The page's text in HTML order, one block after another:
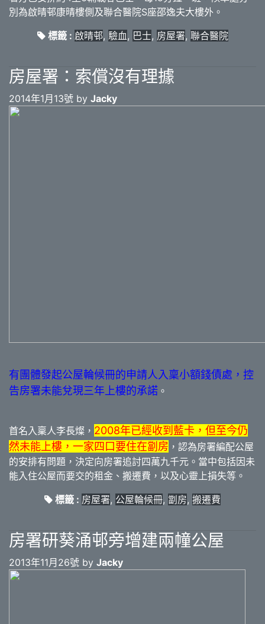
別為啟晴邨康晴樓側及聯合醫院S座邵逸夫大樓外。
標籤 : 啟晴邨, 驗血, 巴士, 房屋署, 聯合醫院
房屋署：索償沒有理據
2014年1月13號 by Jacky
有團體發起公屋輪候冊的申請人入稟小額錢債處，控
告房署未能兌現三年上樓的承諾 。
首名入稟人李長燦， 2008年已經收到藍卡，但至今仍
然未能上樓，一家四口要住在劏房 ，認為房署編配公屋
的安排有問題，決定向房署追討四萬九千元。當中包括因未
能入住公屋而要交的租金、搬遷費，以及心靈上損失等。
標籤 : 房屋署, 公屋輪候冊, 劏房, 搬遷費
房署研葵涌邨旁增建兩幢公屋
2013年11月26號 by Jacky